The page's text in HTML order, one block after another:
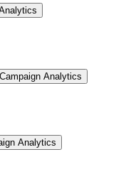
Analytics
Analytics